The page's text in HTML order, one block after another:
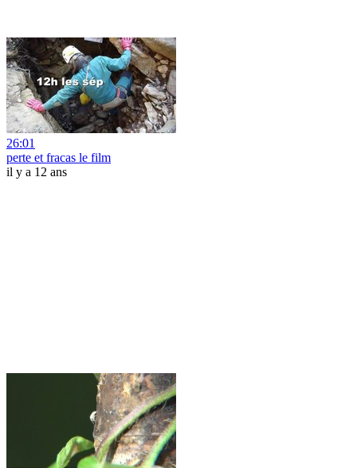
26:01
perte et fracas le film
il y a 12 ans